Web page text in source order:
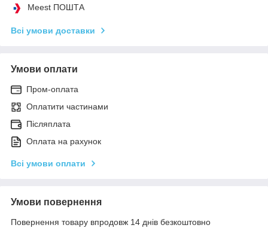
Meest ПОШТА
Всі умови доставки
Умови оплати
Пром-оплата
Оплатити частинами
Післяплата
Оплата на рахунок
Всі умови оплати
Умови повернення
Повернення товару впродовж 14 днів безкоштовно